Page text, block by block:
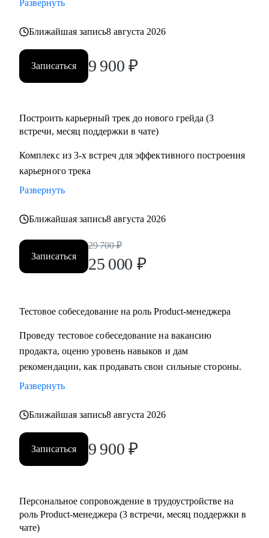
• Разобрать и выполнить тестовые задания.
вырасти на текущем месте работы.
• Построить здоровые отношения в команде и эффективно
Кому могу помочь:
Специалистам от Junior до Senior уровня:
• Product-менеджерам, кто хочет вырасти по грейду и
зарплате
• Владельцам стартапов, которые собирают команду, строят
• Project-менеджерам и маркетологам, кто хочет перейти в
Развернуть
Ближайшая запись8 августа 2026
Записаться 9 900 ₽
Построить карьерный трек до нового грейда (3
встречи, месяц поддержки в чате)
Комплекс из 3-х встреч для эффективного построения
карьерного трека
Развернуть
Ближайшая запись8 августа 2026
Записаться
29 700 ₽
25 000 ₽
Тестовое собеседование на роль Product-менеджера
Проведу тестовое собеседование на вакансию
продакта, оценю уровень навыков и дам
рекомендации, как продавать свои сильные стороны.
Развернуть
Ближайшая запись8 августа 2026
Записаться 9 900 ₽
Персональное сопровождение в трудоустройстве на
роль Product-менеджера (3 встречи, месяц поддержки в
чате)